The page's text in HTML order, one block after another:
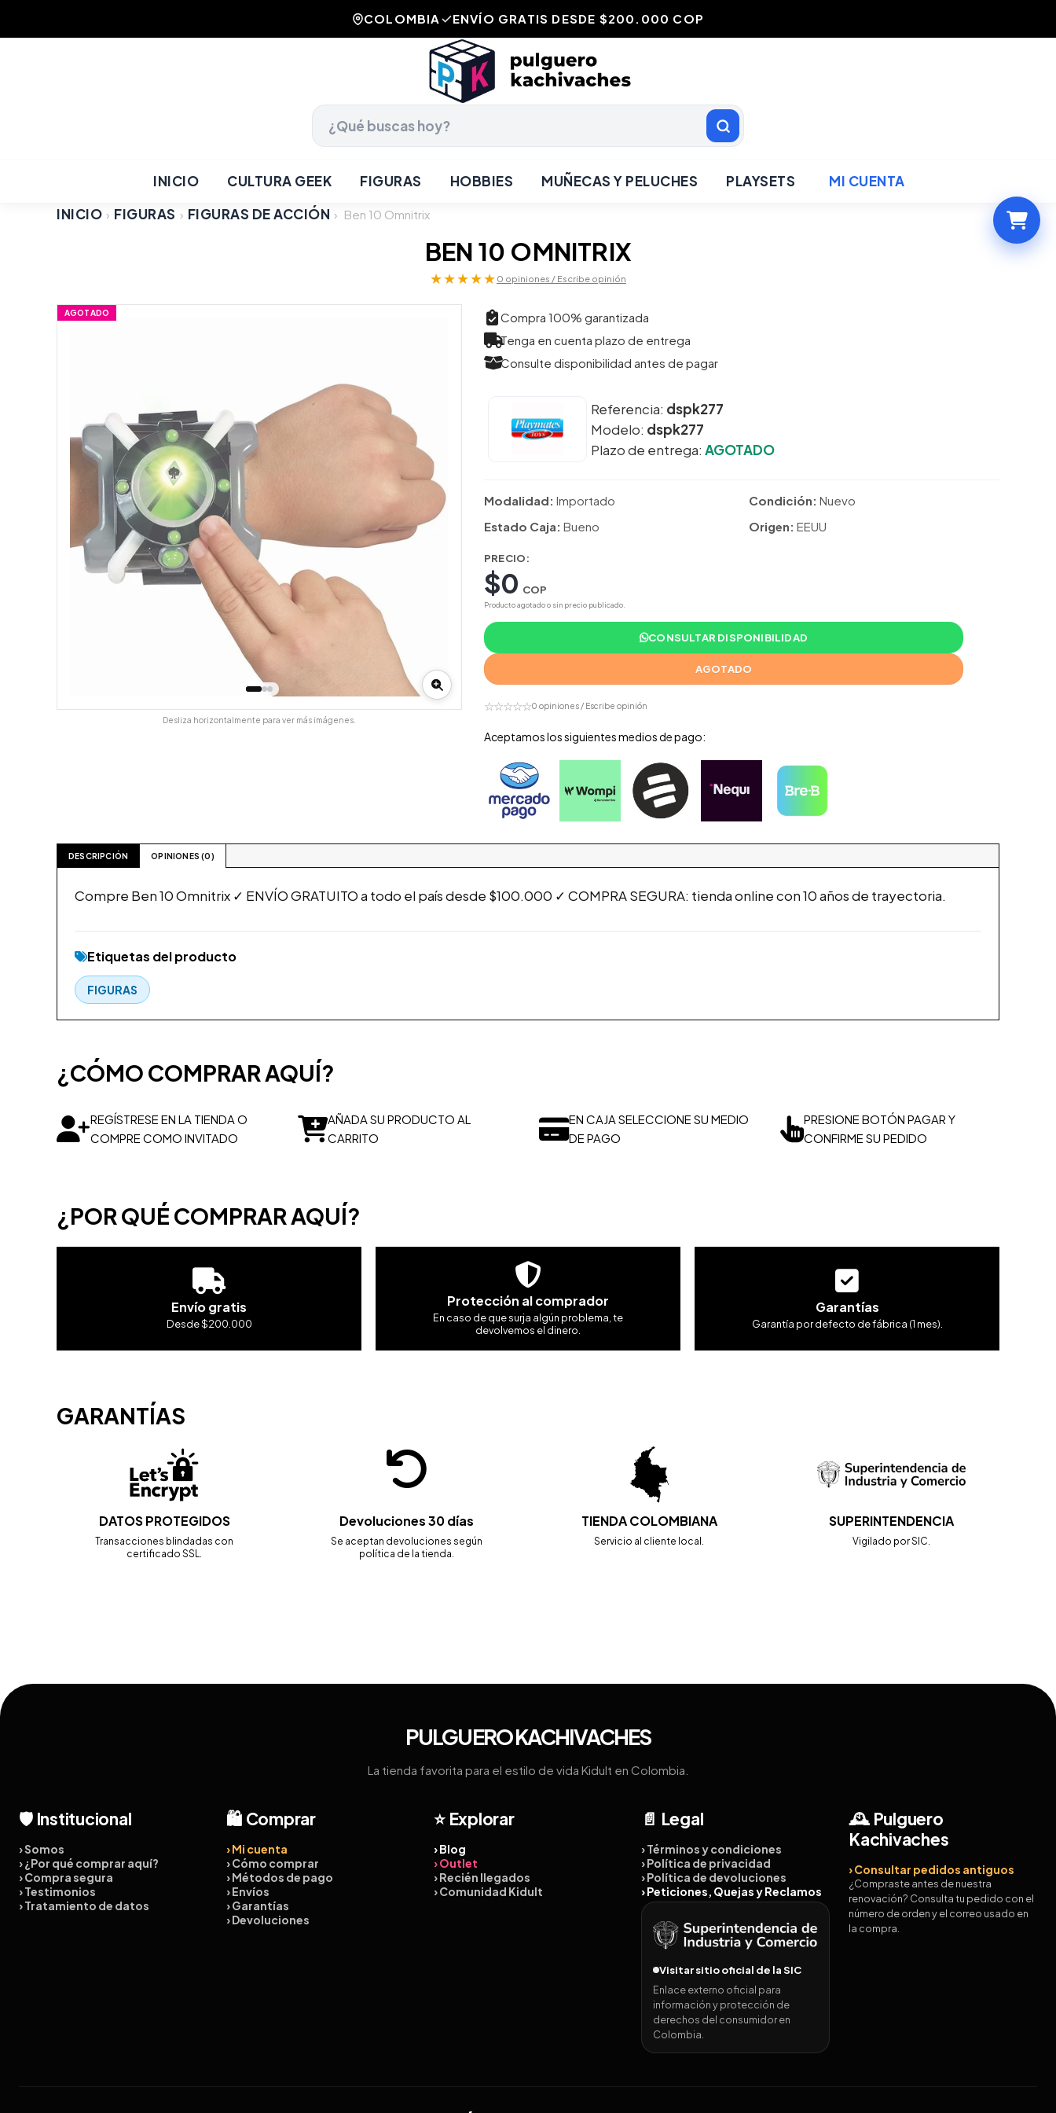
COLOMBIA ENVÍO GRATIS DESDE $200.000 COP
INICIO CULTURA GEEK FIGURAS HOBBIES MUÑECAS Y PELUCHES PLAYSETS
MI CUENTA
INICIO › FIGURAS › FIGURAS DE ACCIÓN › Ben 10 Omnitrix
BEN 10 OMNITRIX
★★★★★ 0 opiniones / Escribe opinión
AGOTADO
Desliza horizontalmente para ver más imágenes.
Compra 100% garantizada
Tenga en cuenta plazo de entrega
Consulte disponibilidad antes de pagar
Referencia: dspk277
Modelo: dspk277
Plazo de entrega: AGOTADO
Modalidad: Importado Condición: Nuevo
Estado Caja: Bueno Origen: EEUU
PRECIO:
$0 COP
Producto agotado o sin precio publicado.
CONSULTAR DISPONIBILIDAD
AGOTADO
☆☆☆☆☆0 opiniones / Escribe opinión
Aceptamos los siguientes medios de pago:
DESCRIPCIÓN OPINIONES (0)
Compre Ben 10 Omnitrix ✓ ENVÍO GRATUITO a todo el país desde $100.000 ✓ COMPRA SEGURA: tienda online con 10 años de trayectoria.
Etiquetas del producto
FIGURAS
¿CÓMO COMPRAR AQUÍ?
REGÍSTRESE EN LA TIENDA O
COMPRE COMO INVITADO
AÑADA SU PRODUCTO AL
CARRITO
EN CAJA SELECCIONE SU MEDIO
DE PAGO
PRESIONE BOTÓN PAGAR Y
CONFIRME SU PEDIDO
¿POR QUÉ COMPRAR AQUÍ?
Envío gratis
Desde $200.000
Protección al comprador
En caso de que surja algún problema, te
devolvemos el dinero.
Garantías
Garantía por defecto de fábrica (1 mes).
GARANTÍAS
DATOS PROTEGIDOS
Transacciones blindadas con
certificado SSL.
Devoluciones 30 días
Se aceptan devoluciones según
política de la tienda.
TIENDA COLOMBIANA
Servicio al cliente local.
SUPERINTENDENCIA
Vigilado por SIC.
PULGUERO KACHIVACHES
La tienda favorita para el estilo de vida Kidult en Colombia.
🛡️ Institucional
› Somos
› ¿Por qué comprar aquí?
› Compra segura
› Testimonios
› Tratamiento de datos
🛍️ Comprar
› Mi cuenta
› Cómo comprar
› Métodos de pago
› Envíos
› Garantías
› Devoluciones
⭐ Explorar
› Blog
› Outlet
› Recién llegados
› Comunidad Kidult
📄 Legal
› Términos y condiciones
› Política de privacidad
› Política de devoluciones
› Peticiones, Quejas y Reclamos
Visitar sitio oficial de la SIC
Enlace externo oficial para
información y protección de
derechos del consumidor en
Colombia.
🕰️ Pulguero
Kachivaches
› Consultar pedidos antiguos
¿Compraste antes de nuestra
renovación? Consulta tu pedido con el
número de orden y el correo usado en
la compra.